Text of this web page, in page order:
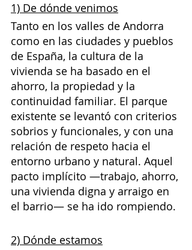
1) De dónde venimos
Tanto en los valles de Andorra
como en las ciudades y pueblos
de España, la cultura de la
vivienda se ha basado en el
ahorro, la propiedad y la
continuidad familiar. El parque
existente se levantó con criterios
sobrios y funcionales, y con una
relación de respeto hacia el
entorno urbano y natural. Aquel
pacto implícito —trabajo, ahorro,
una vivienda digna y arraigo en
el barrio— se ha ido rompiendo.
2) Dónde estamos